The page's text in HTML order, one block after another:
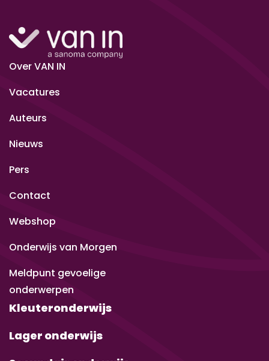
Over VAN IN
Vacatures
Auteurs
Nieuws
Pers
Contact
Webshop
Onderwijs van Morgen
Meldpunt gevoelige
onderwerpen
Kleuteronderwijs
Lager onderwijs